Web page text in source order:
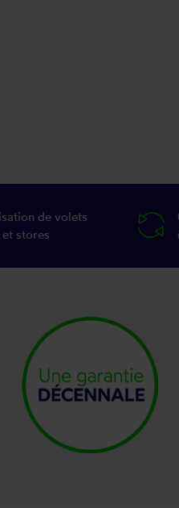
de volets
stores